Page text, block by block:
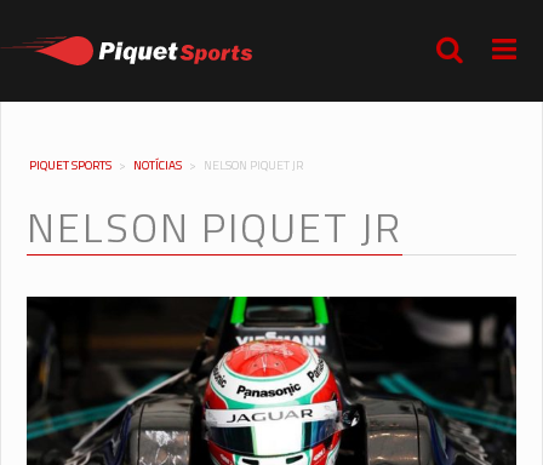
PIQUET SPORTS > NOTÍCIAS > NELSON PIQUET JR
NELSON PIQUET JR